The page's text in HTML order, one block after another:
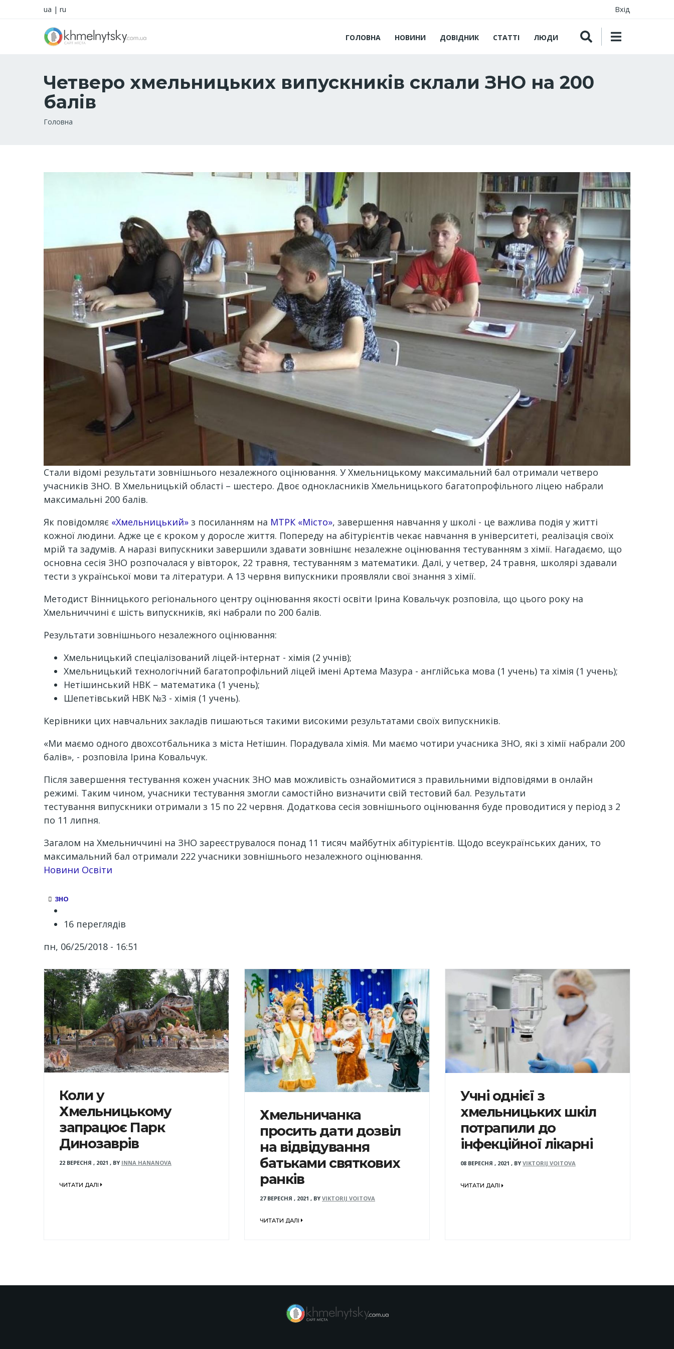
ua | ru Вхід
ГОЛОВНА НОВИНИ ДОВІДНИК СТАТТІ ЛЮДИ
Четверо хмельницьких випускників склали ЗНО на 200
балів
Рядок
Головна
Стали відомі результати зовнішнього незалежного оцінювання. У Хмельницькому максимальний бал отримали четверо
учасників ЗНО. В Хмельницькій області – шестеро. Двоє однокласників Хмельницького багатопрофільного ліцею набрали
максимальні 200 балів.
Як повідомляє «Хмельницький» з посиланням на МТРК «Місто», завершення навчання у школі - це важлива подія у житті
кожної людини. Адже це є кроком у доросле життя. Попереду на абітурієнтів чекає навчання в університеті, реалізація своїх
мрій та задумів. А наразі випускники завершили здавати зовнішнє незалежне оцінювання тестуванням з хімії. Нагадаємо, що
основна сесія ЗНО розпочалася у вівторок, 22 травня, тестуванням з математики. Далі, у четвер, 24 травня, школярі здавали
тести з української мови та літератури. А 13 червня випускники проявляли свої знання з хімії.
Методист Вінницького регіонального центру оцінювання якості освіти Ірина Ковальчук розповіла, що цього року на
Хмельниччині є шість випускників, які набрали по 200 балів.
Результати зовнішнього незалежного оцінювання:
Хмельницький спеціалізований ліцей-інтернат - хімія (2 учнів);
Хмельницький технологічний багатопрофільний ліцей імені Артема Мазура - англійська мова (1 учень) та хімія (1 учень);
Нетішинський НВК – математика (1 учень);
Шепетівський НВК №3 - хімія (1 учень).
Керівники цих навчальних закладів пишаються такими високими результатами своїх випускників.
«Ми маємо одного двохсотбальника з міста Нетішин. Порадувала хімія. Ми маємо чотири учасника ЗНО, які з хімії набрали 200
балів», - розповіла Ірина Ковальчук.
Після завершення тестування кожен учасник ЗНО мав можливість ознайомитися з правильними відповідями в онлайн
режимі. Таким чином, учасники тестування змогли самостійно визначити свій тестовий бал. Результати
тестування випускники отримали з 15 по 22 червня. Додаткова сесія зовнішнього оцінювання буде проводитися у період з 2
по 11 липня.
Загалом на Хмельниччині на ЗНО зареєструвалося понад 11 тисяч майбутніх абітурієнтів. Щодо всеукраїнських даних, то
максимальний бал отримали 222 учасники зовнішнього незалежного оцінювання.
Новини Освіти
ЗНО
16 переглядів
пн, 06/25/2018 - 16:51
Коли у
Хмельницькому
запрацює Парк
Динозаврів
22 ВЕРЕСНЯ , 2021 , BY INNA HANANOVA
ЧИТАТИ ДАЛІ
Хмельничанка
просить дати дозвіл
на відвідування
батьками святкових
ранків
27 ВЕРЕСНЯ , 2021 , BY VIKTORIJ VOITOVA
ЧИТАТИ ДАЛІ
Учні однієї з
хмельницьких шкіл
потрапили до
інфекційної лікарні
08 ВЕРЕСНЯ , 2021 , BY VIKTORIJ VOITOVA
ЧИТАТИ ДАЛІ